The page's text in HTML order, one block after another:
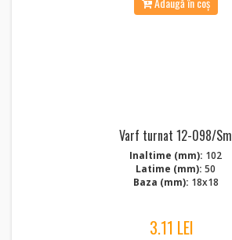
Varf turnat 12-098/Sm
Inaltime (mm): 102
Latime (mm): 50
Baza (mm): 18x18
3.11 LEI